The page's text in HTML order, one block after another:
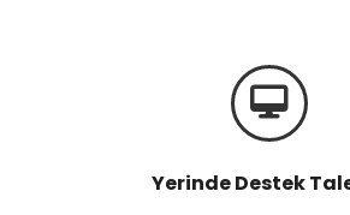
Yerinde Destek